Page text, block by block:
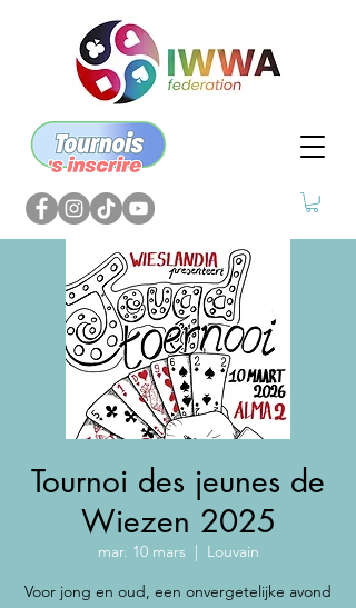
Tournoi des jeunes de
Wiezen 2025
mar. 10 mars
  |
Louvain
Voor jong en oud, een onvergetelijke avond